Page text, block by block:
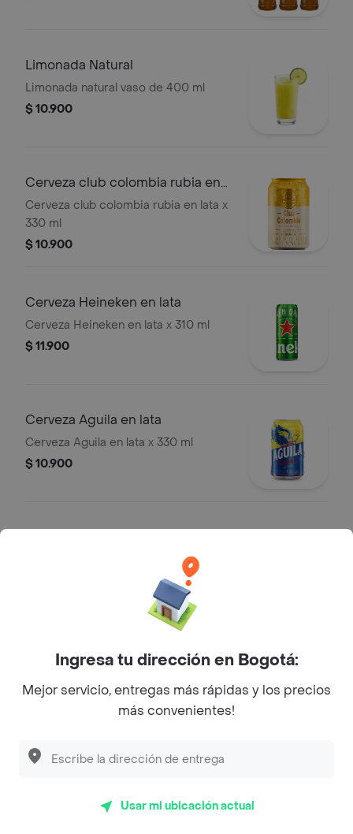
Limonada Natural
Limonada natural vaso de 400 ml
$ 10.900
Cerveza club colombia rubia en
lata
Cerveza club colombia rubia en lata x
330 ml
$ 10.900
Cerveza Heineken en lata
Cerveza Heineken en lata x 310 ml
$ 11.900
Cerveza Aguila en lata
Cerveza Aguila en lata x 330 ml
$ 10.900
Cerveza Aguila light en lata x 330 ml
Cerveza Andina en lata
$ 10.900
Ingresa tu dirección en Bogotá:
Mejor servicio, entregas más rápidas y los precios
más convenientes!
Usar mi ubicación actual